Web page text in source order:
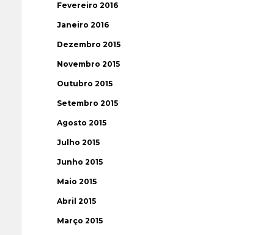
Fevereiro 2016
Janeiro 2016
Dezembro 2015
Novembro 2015
Outubro 2015
Setembro 2015
Agosto 2015
Julho 2015
Junho 2015
Maio 2015
Abril 2015
Março 2015